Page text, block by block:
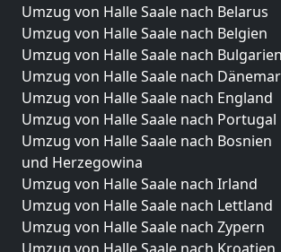
Umzug von Halle Saale nach Belarus
Umzug von Halle Saale nach Belgien
Umzug von Halle Saale nach Bulgarien
Umzug von Halle Saale nach
Umzug von Halle Saale nach England
Umzug von Halle Saale nach Portugal
Umzug von Halle Saale nach Bosnien
und Herzegowina
Umzug von Halle Saale nach Irland
Umzug von Halle Saale nach Lettland
Umzug von Halle Saale nach Zypern
Umzug von Halle Saale nach Kroatien